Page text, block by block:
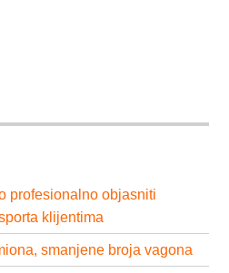
profesionalno objasniti
klijentima
smanjene broja vagona